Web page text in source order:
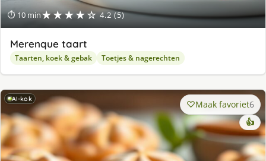
⏱ 10 min★★★★☆ 4.2 (5)
Merenque taart
Taarten, koek & gebak Toetjes & nagerechten
AI-kok Maak favoriet6
👍